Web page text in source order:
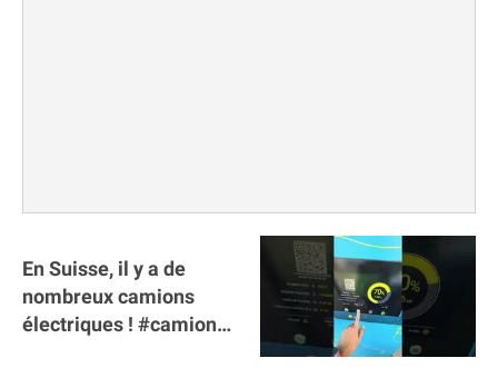
En Suisse, il y a de
nombreux camions
électriques ! #camion